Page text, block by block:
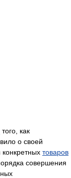
того, как
о своей
конкретных товаров
совершения